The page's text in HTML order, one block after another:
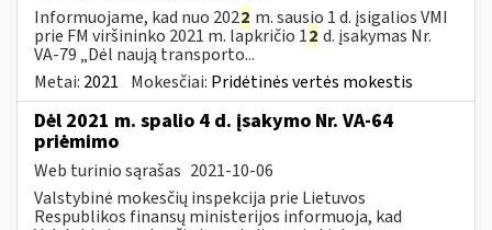
Informuojame, kad nuo 2022 m. sausio 1 d. įsigalios VMI
prie FM viršininko 2021 m. lapkričio 12 d. įsakymas Nr.
VA-79 „Dėl naują transporto...
Metai: 2021 Mokesčiai: Pridėtinės vertės mokestis
Dėl 2021 m. spalio 4 d. įsakymo Nr. VA-64
priėmimo
Web turinio sąrašas 2021-10-06
Valstybinė mokesčių inspekcija prie Lietuvos
Respublikos finansų ministerijos informuoja, kad